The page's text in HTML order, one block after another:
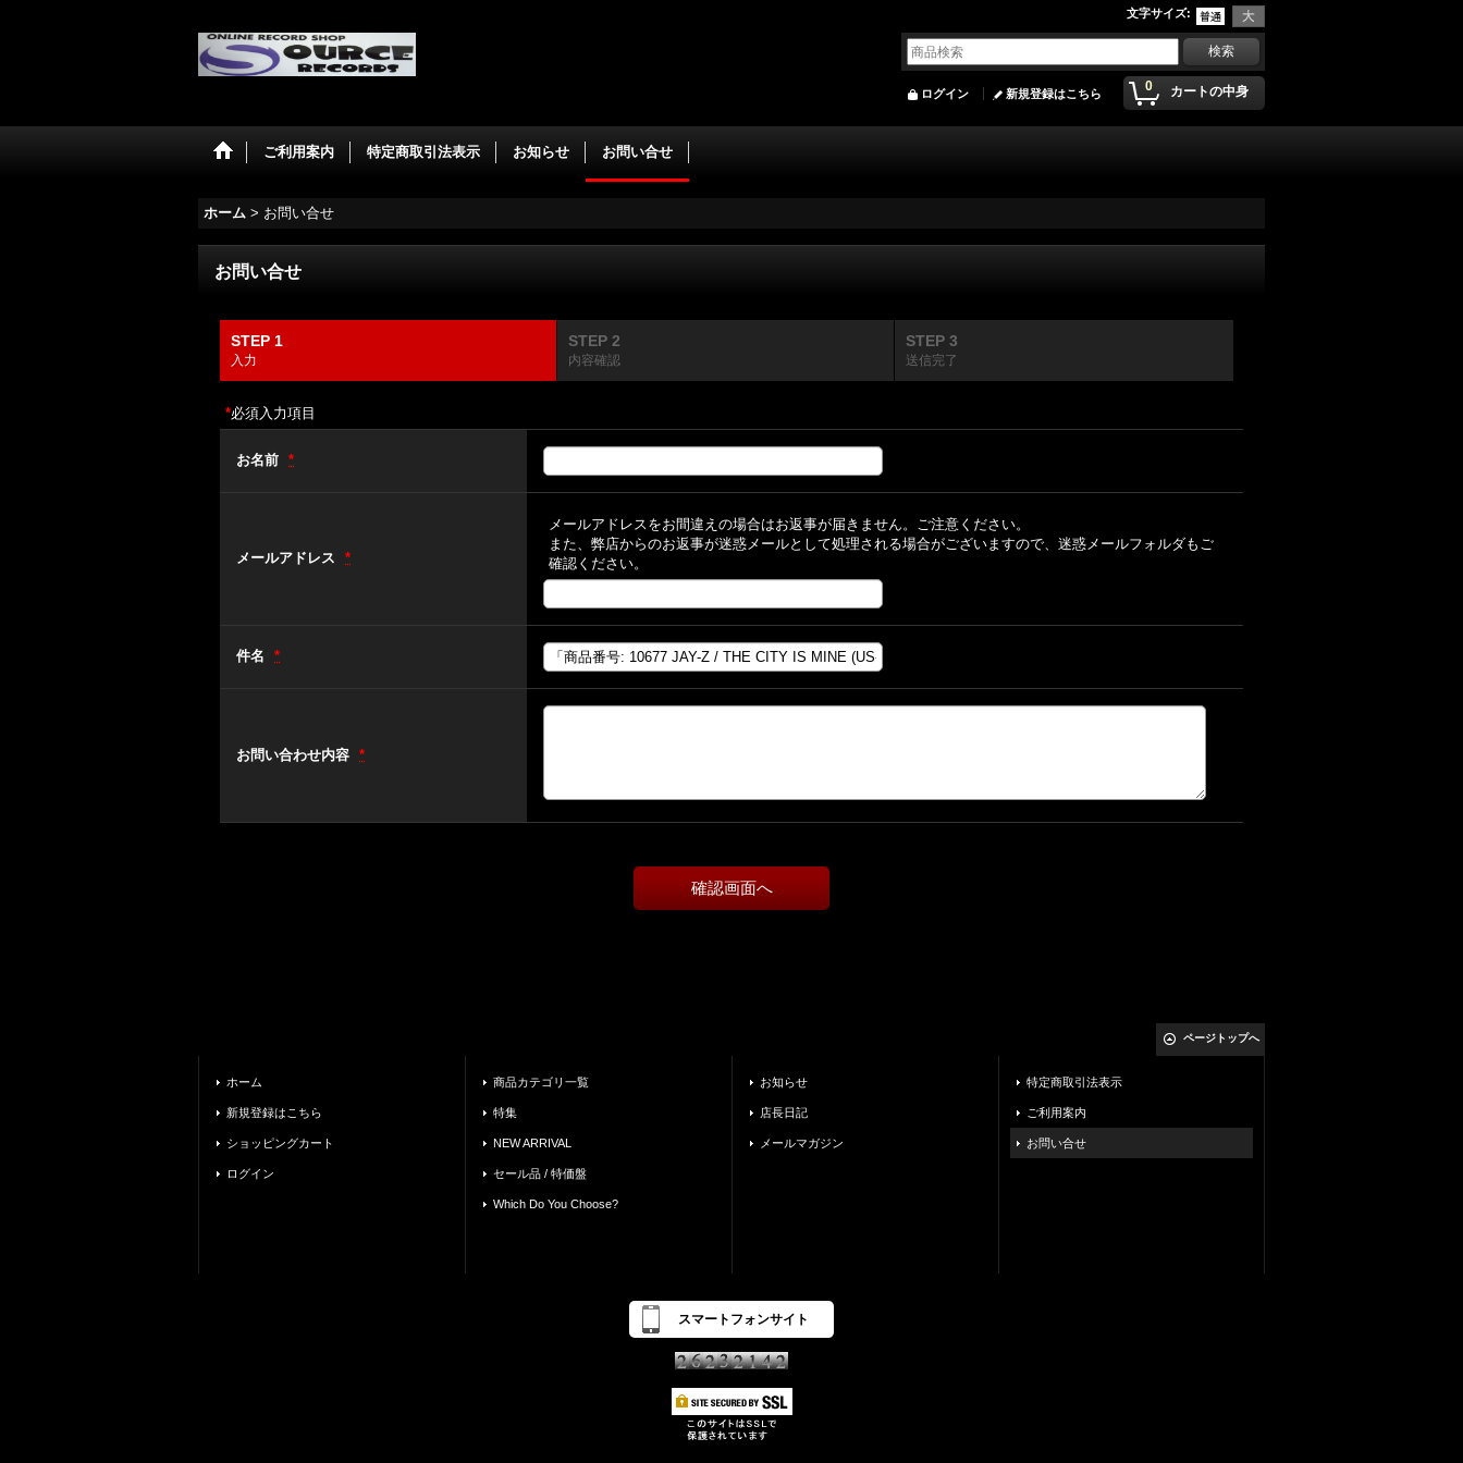
文字サイズ:
0 カートの中身
ログイン 新規登録はこちら
ご利用案内 特定商取引法表示 お知らせ お問い合せ
ホーム > お問い合せ
お問い合せ
STEP 1
入力
STEP 2
内容確認
STEP 3
送信完了
*必須入力項目
お名前 *
メールアドレス *
メールアドレスをお間違えの場合はお返事が届きません。ご注意ください。
また、弊店からのお返事が迷惑メールとして処理される場合がございますので、迷惑メールフォルダもご
確認ください。
件名 *
お問い合わせ内容 *
ページトップへ
ホーム
新規登録はこちら
ショッピングカート
ログイン
商品カテゴリ一覧
特集
NEW ARRIVAL
セール品 / 特価盤
Which Do You Choose?
お知らせ
店長日記
メールマガジン
特定商取引法表示
ご利用案内
お問い合せ
スマートフォンサイト